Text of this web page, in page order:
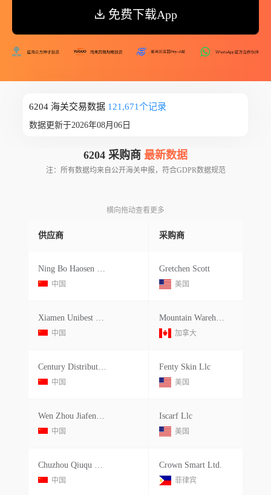
免费下载App
6204 海关交易数据 121,671个记录
数据更新于2026年08月06日
6204 采购商 最新数据
注：所有数据均来自公开海关申报，符合GDPR数据规范
横向拖动查看更多
供应商 采购商
Ning Bo Haosen Clothing Co.,ltd
中国
Gretchen Scott
美国
Xiamen Unibest Imports Export Co.ltd.
中国
Mountain Warehouse Outdoor C.a.ltd.
加拿大
Century Distributions Ystems Shen
中国
Fenty Skin Llc
美国
Wen Zhou Jiafeng Imports Exp Co.ltd.
中国
Iscarf Llc
美国
Chuzhou Qiuqu Clothing Co., Ltd
中国
Crown Smart Ltd.
菲律宾